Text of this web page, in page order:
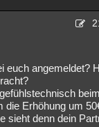
euch angemeldet?
die Erhöhung um
sieht denn dein